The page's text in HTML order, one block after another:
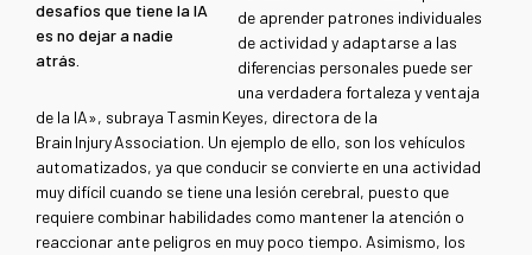
desafíos que tiene la IA
es no dejar a nadie
atrás.
de aprender patrones individuales
de actividad y adaptarse a las
diferencias personales puede ser
una verdadera fortaleza y ventaja
de la IA», subraya Tasmin Keyes, directora de la
Brain Injury Association. Un ejemplo de ello, son los vehículos
automatizados, ya que conducir se convierte en una actividad
muy difícil cuando se tiene una lesión cerebral, puesto que
requiere combinar habilidades como mantener la atención o
reaccionar ante peligros en muy poco tiempo. Asimismo, los